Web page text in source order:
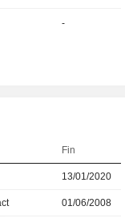
-
Fin
13/01/2020
01/06/2008